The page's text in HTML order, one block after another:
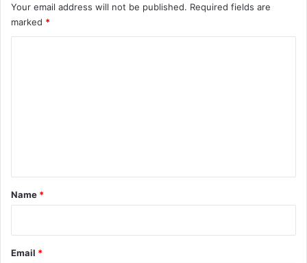
Your email address will not be published. Required fields are
marked *
*
Name *
Email *